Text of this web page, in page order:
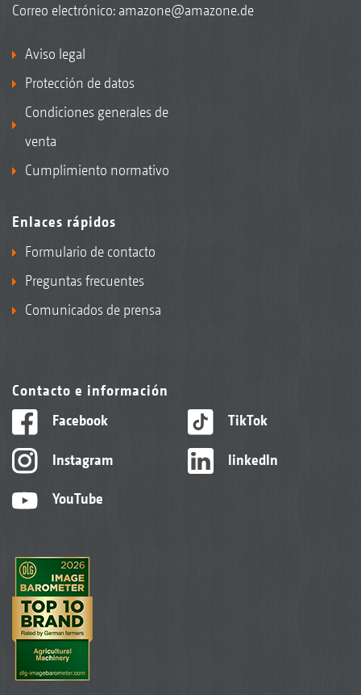
Correo electrónico: amazone@amazone.de
Aviso legal
Protección de datos
Condiciones generales de
venta
Cumplimiento normativo
Enlaces rápidos
Formulario de contacto
Preguntas frecuentes
Comunicados de prensa
Contacto e información
Facebook
Instagram
YouTube
TikTok
linkedIn